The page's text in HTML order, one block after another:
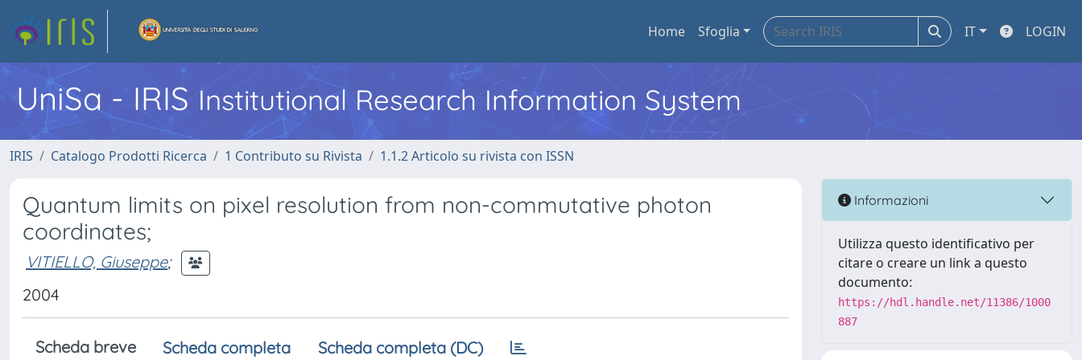
Home Sfoglia IT LOGIN
UniSa - IRIS Institutional Research Information System
IRIS Catalogo Prodotti Ricerca 1 Contributo su Rivista 1.1.2 Articolo su rivista con ISSN
Quantum limits on pixel resolution from non-commutative photon
coordinates;
VITIELLO, Giuseppe;
2004
Scheda breve Scheda completa Scheda completa (DC)
Informazioni
Utilizza questo identificativo per
citare o creare un link a questo
documento:
https://hdl.handle.net/11386/1000
887